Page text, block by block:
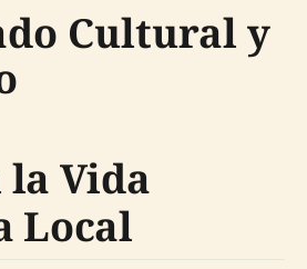
Cultural y
la Vida
Local